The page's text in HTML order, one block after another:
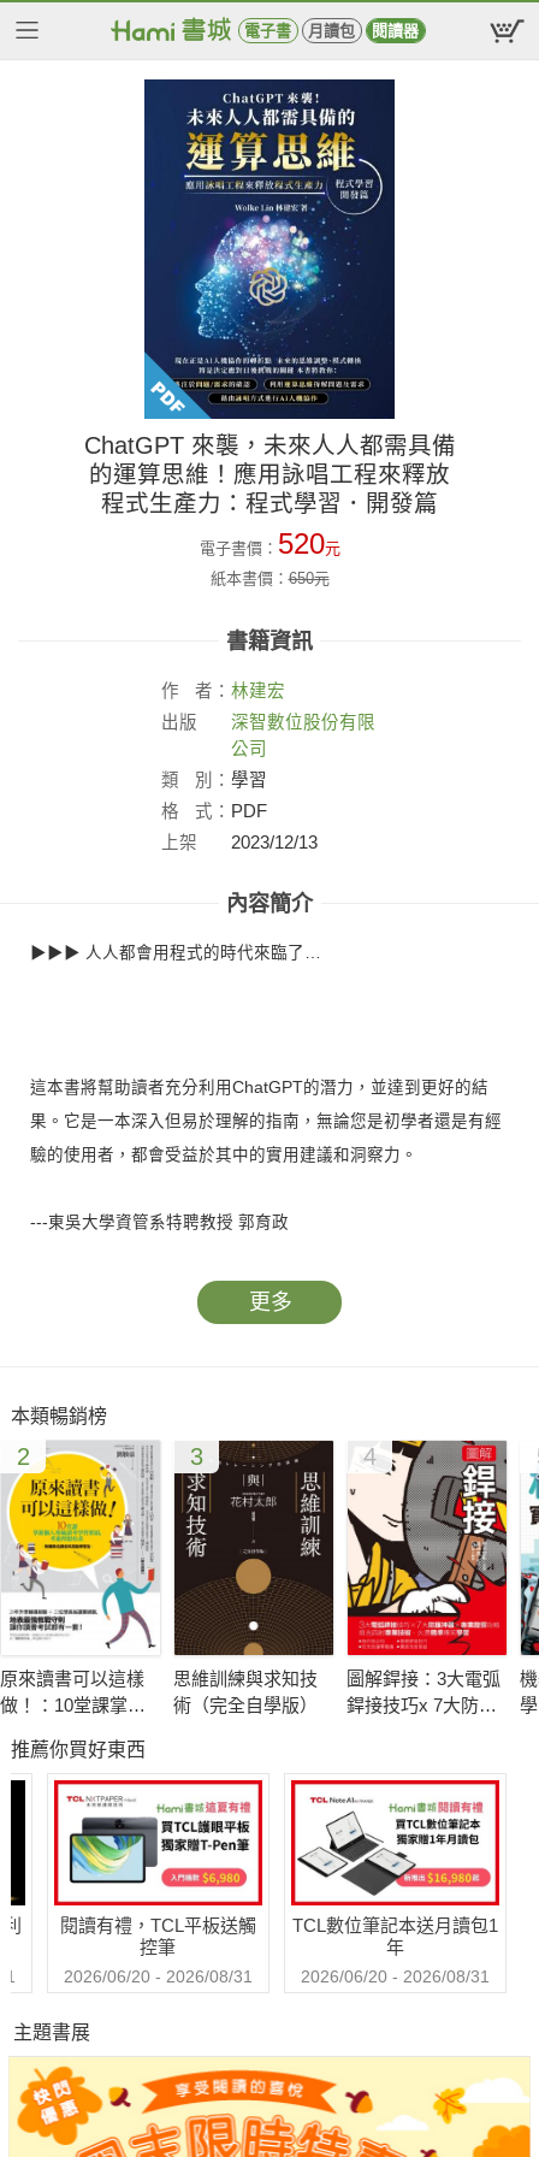
電子書 月讀包 閱讀器
ChatGPT 來襲，未來人人都需具備
的運算思維！應用詠唱工程來釋放
程式生產力：程式學習．開發篇
電子書價： 520元
紙本書價：650元
書籍資訊
作 者： 林建宏
出版
深智數位股份有限
公司
類
別： 學習
格
式： PDF
上架
2023/12/13
內容簡介
▶▶▶ 人人都會用程式的時代來臨了…
這本書將幫助讀者充分利用ChatGPT的潛力，並達到更好的結
果。它是一本深入但易於理解的指南，無論您是初學者還是有經
驗的使用者，都會受益於其中的實用建議和洞察力。
---東吳大學資管系特聘教授 郭育政
覺得這本書跟目前市面上其他著作的最大差異，透過詠唱，讓
ChatGPT成為學習運算思維和程式設計的伴讀小童！
---奇步應用有限公司 執行長 陳佳新
ChatGPT 大浪來襲，與其害怕，不如跟著建宏兄一起衝浪吧！
本書所介紹的運算思維和ChatGPT整合的教學模式，正是我們現
代社會所需的核心能力，書中提供了全面而深入的指南，涵蓋了
從運算思維的基礎概念到ChatGPT的應用技巧，尤其是以
些知識的寶貴指引。
---國立聯合大學文化創意與數位行銷學系教授
國立聯合大學共同教育委員會主任委員
更多
本類暢銷榜
2
原來讀書可以這樣
做！：10堂課掌握
要領，考進理想校
系（附補教名師各
科亮點學習法）
3
思維訓練與求知技
術（完全自學版）
4
圖解銲接：3大電弧
銲接技巧x 7大防護
術，火燙精準爆笑
學習
推薦你買好東西
閱讀有禮，TCL平板送觸
控筆
2026/06/20 - 2026/08/31
TCL數位筆記本送月讀包1
年
2026/06/20 - 2026/08/31
主題書展